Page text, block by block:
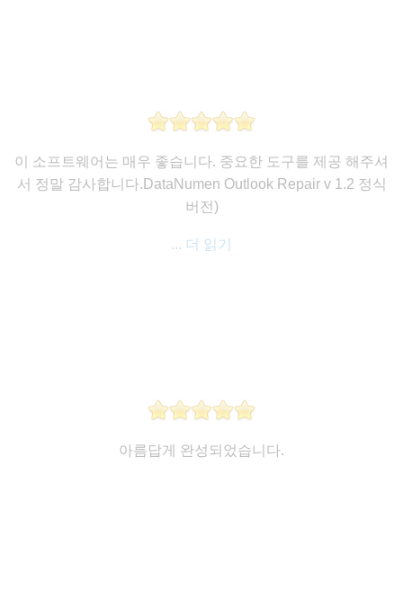
이 소프트웨어는 매우 좋습니다. 중요한 도구를 제공 해주셔
서 정말 감사합니다.DataNumen Outlook Repair v 1.2 정식
버전)
... 더 읽기
아름답게 완성되었습니다.